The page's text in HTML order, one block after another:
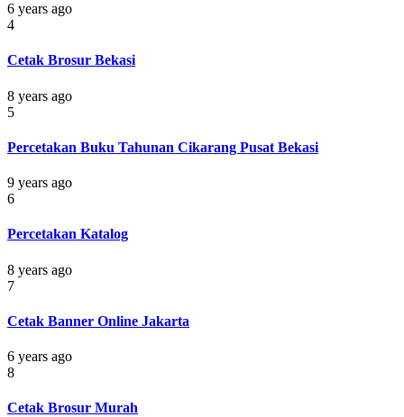
6 years ago
4
Cetak Brosur Bekasi
8 years ago
5
Percetakan Buku Tahunan Cikarang Pusat Bekasi
9 years ago
6
Percetakan Katalog
8 years ago
7
Cetak Banner Online Jakarta
6 years ago
8
Cetak Brosur Murah